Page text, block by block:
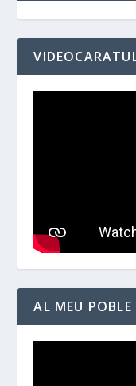
AL MEU POBLE